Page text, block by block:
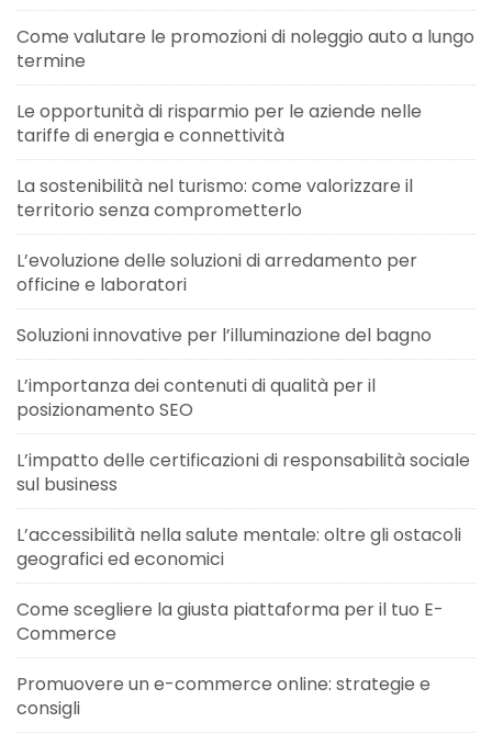
Come valutare le promozioni di noleggio auto a lungo
termine
Le opportunità di risparmio per le aziende nelle
tariffe di energia e connettività
La sostenibilità nel turismo: come valorizzare il
territorio senza comprometterlo
L’evoluzione delle soluzioni di arredamento per
officine e laboratori
Soluzioni innovative per l’illuminazione del bagno
L’importanza dei contenuti di qualità per il
posizionamento SEO
L’impatto delle certificazioni di responsabilità sociale
sul business
L’accessibilità nella salute mentale: oltre gli ostacoli
geografici ed economici
Come scegliere la giusta piattaforma per il tuo E-
Commerce
Promuovere un e-commerce online: strategie e
consigli